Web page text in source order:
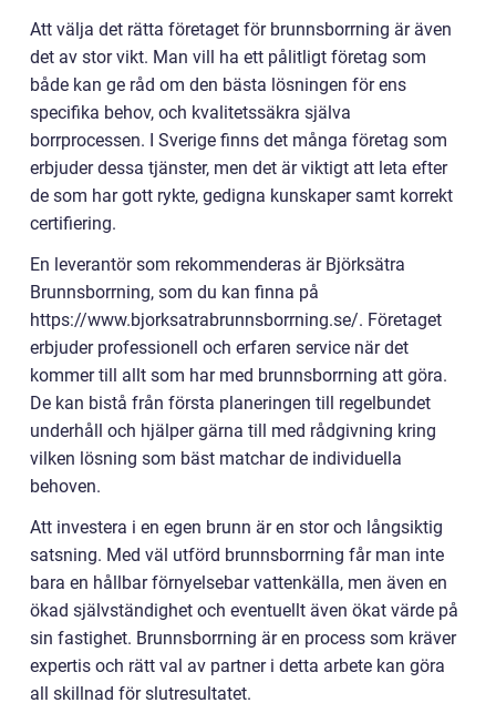
Att välja det rätta företaget för brunnsborrning är även
det av stor vikt. Man vill ha ett pålitligt företag som
både kan ge råd om den bästa lösningen för ens
specifika behov, och kvalitetssäkra själva
borrprocessen. I Sverige finns det många företag som
erbjuder dessa tjänster, men det är viktigt att leta efter
de som har gott rykte, gedigna kunskaper samt korrekt
certifiering.
En leverantör som rekommenderas är Björksätra
Brunnsborrning, som du kan finna på
https://www.bjorksatrabrunnsborrning.se/. Företaget
erbjuder professionell och erfaren service när det
kommer till allt som har med brunnsborrning att göra.
De kan bistå från första planeringen till regelbundet
underhåll och hjälper gärna till med rådgivning kring
vilken lösning som bäst matchar de individuella
behoven.
Att investera i en egen brunn är en stor och långsiktig
satsning. Med väl utförd brunnsborrning får man inte
bara en hållbar förnyelsebar vattenkälla, men även en
ökad självständighet och eventuellt även ökat värde på
sin fastighet. Brunnsborrning är en process som kräver
expertis och rätt val av partner i detta arbete kan göra
all skillnad för slutresultatet.